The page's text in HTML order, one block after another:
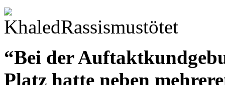
“Bei der
Platz hatte neben